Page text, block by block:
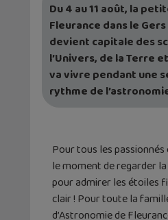
Du 4 au 11 août, la
Fleurance dans le
devient capitale des
l’Univers, de la Terre
va vivre pendant une
rythme de
Pour tous les passionnés
le moment de regarder
pour admirer les étoiles
clair ! Pour toute la
d’Astronomie de